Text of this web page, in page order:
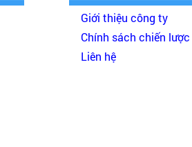
Giới thiệu công ty
Chính sách chiến lược
Liên hệ